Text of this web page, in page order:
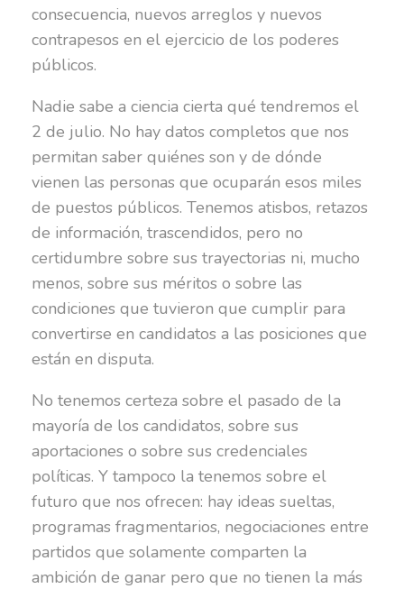
consecuencia, nuevos arreglos y nuevos
contrapesos en el ejercicio de los poderes
públicos.
Nadie sabe a ciencia cierta qué tendremos el
2 de julio. No hay datos completos que nos
permitan saber quiénes son y de dónde
vienen las personas que ocuparán esos miles
de puestos públicos. Tenemos atisbos, retazos
de información, trascendidos, pero no
certidumbre sobre sus trayectorias ni, mucho
menos, sobre sus méritos o sobre las
condiciones que tuvieron que cumplir para
convertirse en candidatos a las posiciones que
están en disputa.
No tenemos certeza sobre el pasado de la
mayoría de los candidatos, sobre sus
aportaciones o sobre sus credenciales
políticas. Y tampoco la tenemos sobre el
futuro que nos ofrecen: hay ideas sueltas,
programas fragmentarios, negociaciones entre
partidos que solamente comparten la
ambición de ganar pero que no tienen la más